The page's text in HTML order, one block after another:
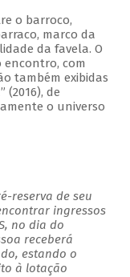
o barroco,
marco da
da favela. O
com
também exibidas
(2016), de
o universo
reserva de seu
ingressos
no dia do
receberá
estando o
à lotação